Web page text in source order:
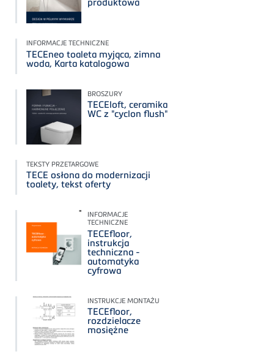
INFORMACJE TECHNICZNE
TECEneo toaleta myjąca, zimna
woda, Karta katalogowa
BROSZURY
TECEloft, ceramika
WC z "cyclon flush"
TEKSTY PRZETARGOWE
TECE osłona do modernizacji
toalety, tekst oferty
INFORMACJE
TECHNICZNE
TECEfloor,
instrukcja
techniczna -
automatyka
cyfrowa
INSTRUKCJE MONTAŻU
TECEfloor,
rozdzielacze
mosiężne